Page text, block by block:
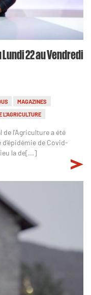
22 au Vendredi
MAGAZINES
L'AGRICULTURE
de l'Agriculture a été
de Covid-
la de[...]